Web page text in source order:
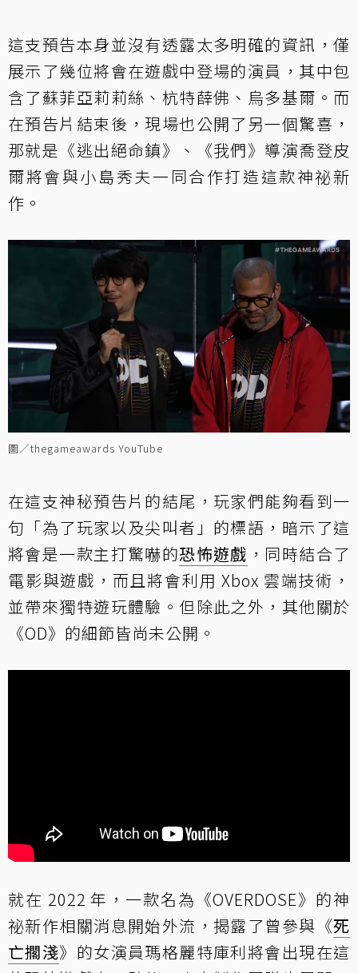
這支預告本身並沒有透露太多明確的資訊，僅
展示了幾位將會在遊戲中登場的演員，其中包
含了蘇菲亞莉莉絲、杭特薛佛、烏多基爾。而
在預告片結束後，現場也公開了另一個驚喜，
那就是《逃出絕命鎮》、《我們》導演喬登皮
爾將會與小島秀夫一同合作打造這款神祕新
作。
圖／thegameawards YouTube
在這支神秘預告片的結尾，玩家們能夠看到一
句「為了玩家以及尖叫者」的標語，暗示了這
將會是一款主打驚嚇的恐怖遊戲 ，同時結合了
電影與遊戲，而且將會利用 Xbox 雲端技術，
並帶來獨特遊玩體驗。但除此之外，其他關於
《OD》的細節皆尚未公開。
就在 2022 年，一款名為《OVERDOSE》的神
祕新作相關消息開始外流，揭露了曾參與《死
亡擱淺》的女演員瑪格麗特庫利將會出現在這